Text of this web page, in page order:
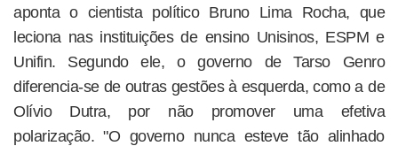
aponta o cientista político Bruno Lima Rocha, que
leciona nas instituições de ensino Unisinos, ESPM e
Unifin. Segundo ele, o governo de Tarso Genro
diferencia-se de outras gestões à esquerda, como a de
Olívio Dutra, por não promover uma efetiva
polarização. "O governo nunca esteve tão alinhado